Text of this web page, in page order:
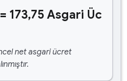
173,75 Asgari Üc
net asgari ücret